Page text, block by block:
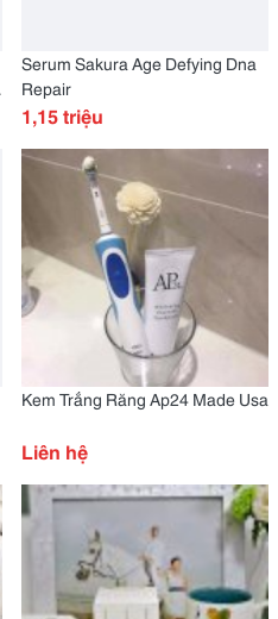
Serum Sakura Age Defying Dna
Repair
1,15 triệu
Kem Trắng Răng Ap24 Made Usa
Liên hệ